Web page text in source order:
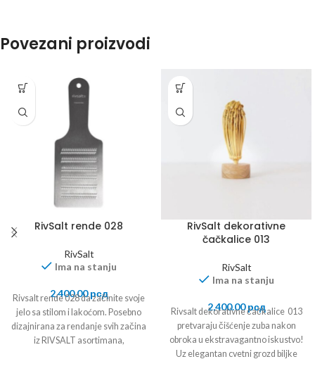
Povezani proizvodi
RivSalt rende 028
RivSalt
Ima na stanju
2,400.00рсд
Rivsalt rende 028 da začinite svoje
jelo sa stilom i lakoćom. Posebno
dizajnirana za rendanje svih začina
iz RIVSALT asortimana,
RivSalt dekorativne
čačkalice 013
RivSalt
Ima na stanju
2,400.00рсд
Rivsalt dekorativne čačkalice 013
pretvaraju čišćenje zuba nakon
obroka u ekstravagantno iskustvo!
Uz elegantan cvetni grozd biljke